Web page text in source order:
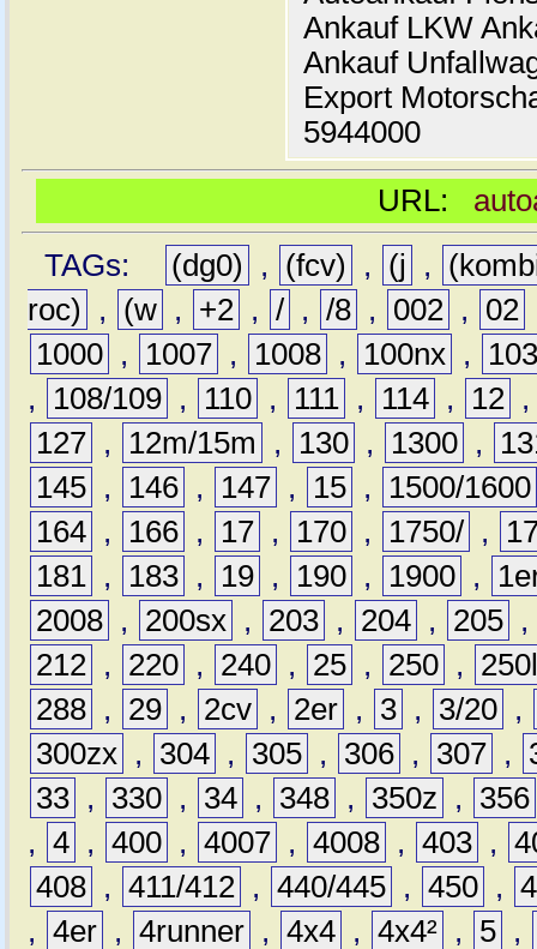
Ankauf LKW
Ankauf
Export
5944000
URL:
TAGs:
(dg0) , (fcv) , (j ,
roc)
, (w , +2 , / , /8 , 002 , 02
1000 , 1007 , 1008 , 100nx ,
,
108/109 , 110 , 111 , 114 , 12
127 , 12m/15m , 130 , 1300 ,
145 , 146 , 147 , 15 ,
1500/1600
164 , 166 , 17 , 170 , 1750/ ,
181 , 183 , 19 , 190 , 1900 ,
2008 , 200sx , 203 , 204 , 205 ,
212 , 220 , 240 , 25 , 250 ,
288 , 29 , 2cv , 2er , 3 , 3/20 ,
300zx , 304 , 305 , 306 , 307 ,
33 , 330 , 34 , 348 , 350z ,
356
, 4 , 400 , 4007 , 4008 , 403 ,
408 , 411/412 , 440/445 , 450 ,
, 4er , 4runner , 4x4 , 4x4² , 5 ,